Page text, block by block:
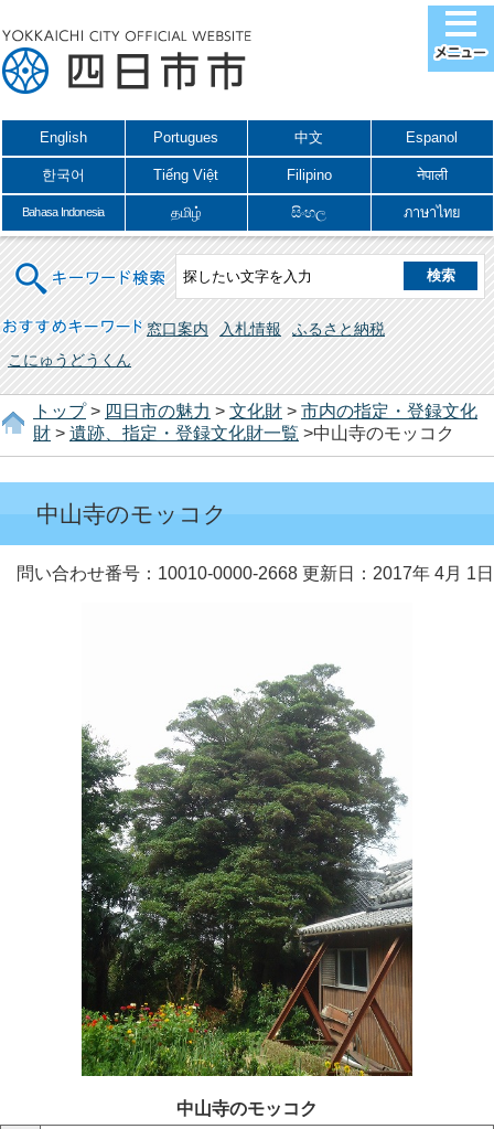
English Portugues 中文 Espanol
한국어 Tiếng Việt Filipino नेपाली
Bahasa Indonesia தமிழ் සිංහල ภาษาไทย
キーワード検索
おすすめキーワード 窓口案内 入札情報
ふるさと納税
こにゅうどうくん
トップ> 四日市の魅力 > 文化財 > 市内の指定・登録文化
財 > 遺跡、指定・登録文化財一覧 >中山寺のモッコク
中山寺のモッコク
問い合わせ番号：10010-0000-2668 更新日：2017年 4月 1日
中山寺のモッコク